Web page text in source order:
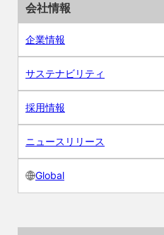
会社情報
企業情報
サステナビリティ
採用情報
ニュースリリース
Global